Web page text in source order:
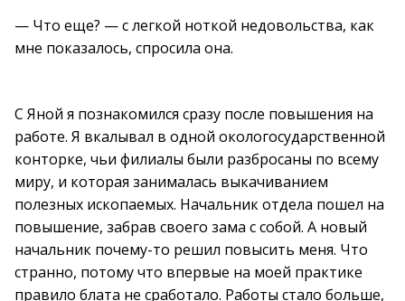
— Что еще? — с легкой ноткой недовольства, как
мне показалось, спросила она.
С Яной я познакомился сразу после повышения на
работе. Я вкалывал в одной окологосударственной
конторке, чьи филиалы были разбросаны по всему
миру, и которая занималась выкачиванием
полезных ископаемых. Начальник отдела пошел на
повышение, забрав своего зама с собой. А новый
начальник почему-то решил повысить меня. Что
странно, потому что впервые на моей практике
правило блата не сработало. Работы стало больше,